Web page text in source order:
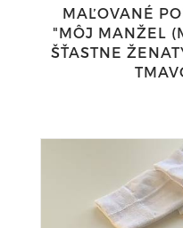
MAĽOVANÉ
"MÔJ MANŽEL
ŠŤASTNE